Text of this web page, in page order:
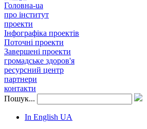
Головна-ua
про інститут
проекти
Інфографіка проектів
Поточні проекти
Завершені проекти
громадське здоров'я
ресурсний центр
партнери
контакти
Пошук...
In English UA